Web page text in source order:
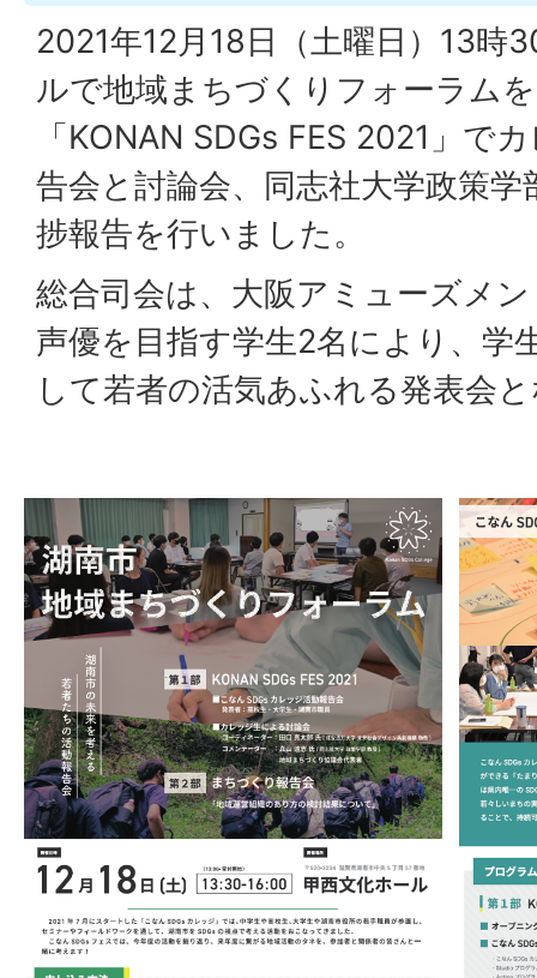
2021年12月18日（土曜日）13時
ルで地域まちづくりフォーラム
「KONAN SDGs FES 2021」で
告会と討論会、同志社大学政策
捗報告を行いました。
総合司会は、大阪アミューズメ
声優を目指す学生2名により、学
して若者の活気あふれる発表会